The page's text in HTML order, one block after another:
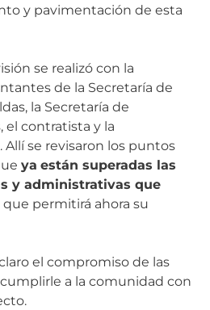
y pavimentación de esta
se realizó con la
de la Secretaría de
la Secretaría de
el contratista y la
se revisaron los puntos
ya están superadas las
y administrativas que
que permitirá ahora su
el compromiso de las
a la comunidad con